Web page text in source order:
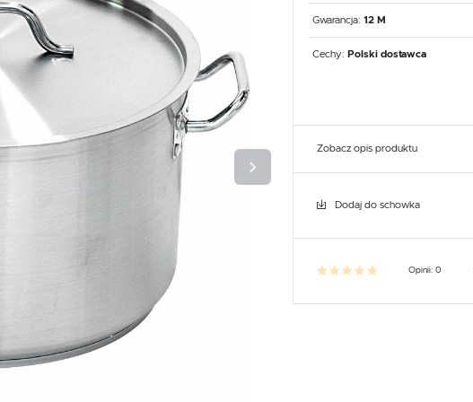
PROFESSIONAL
Gwarancja: 12 M
Cechy: Polski dostawca
Zobacz opis produktu
Dodaj do schowka
Opinii: 0